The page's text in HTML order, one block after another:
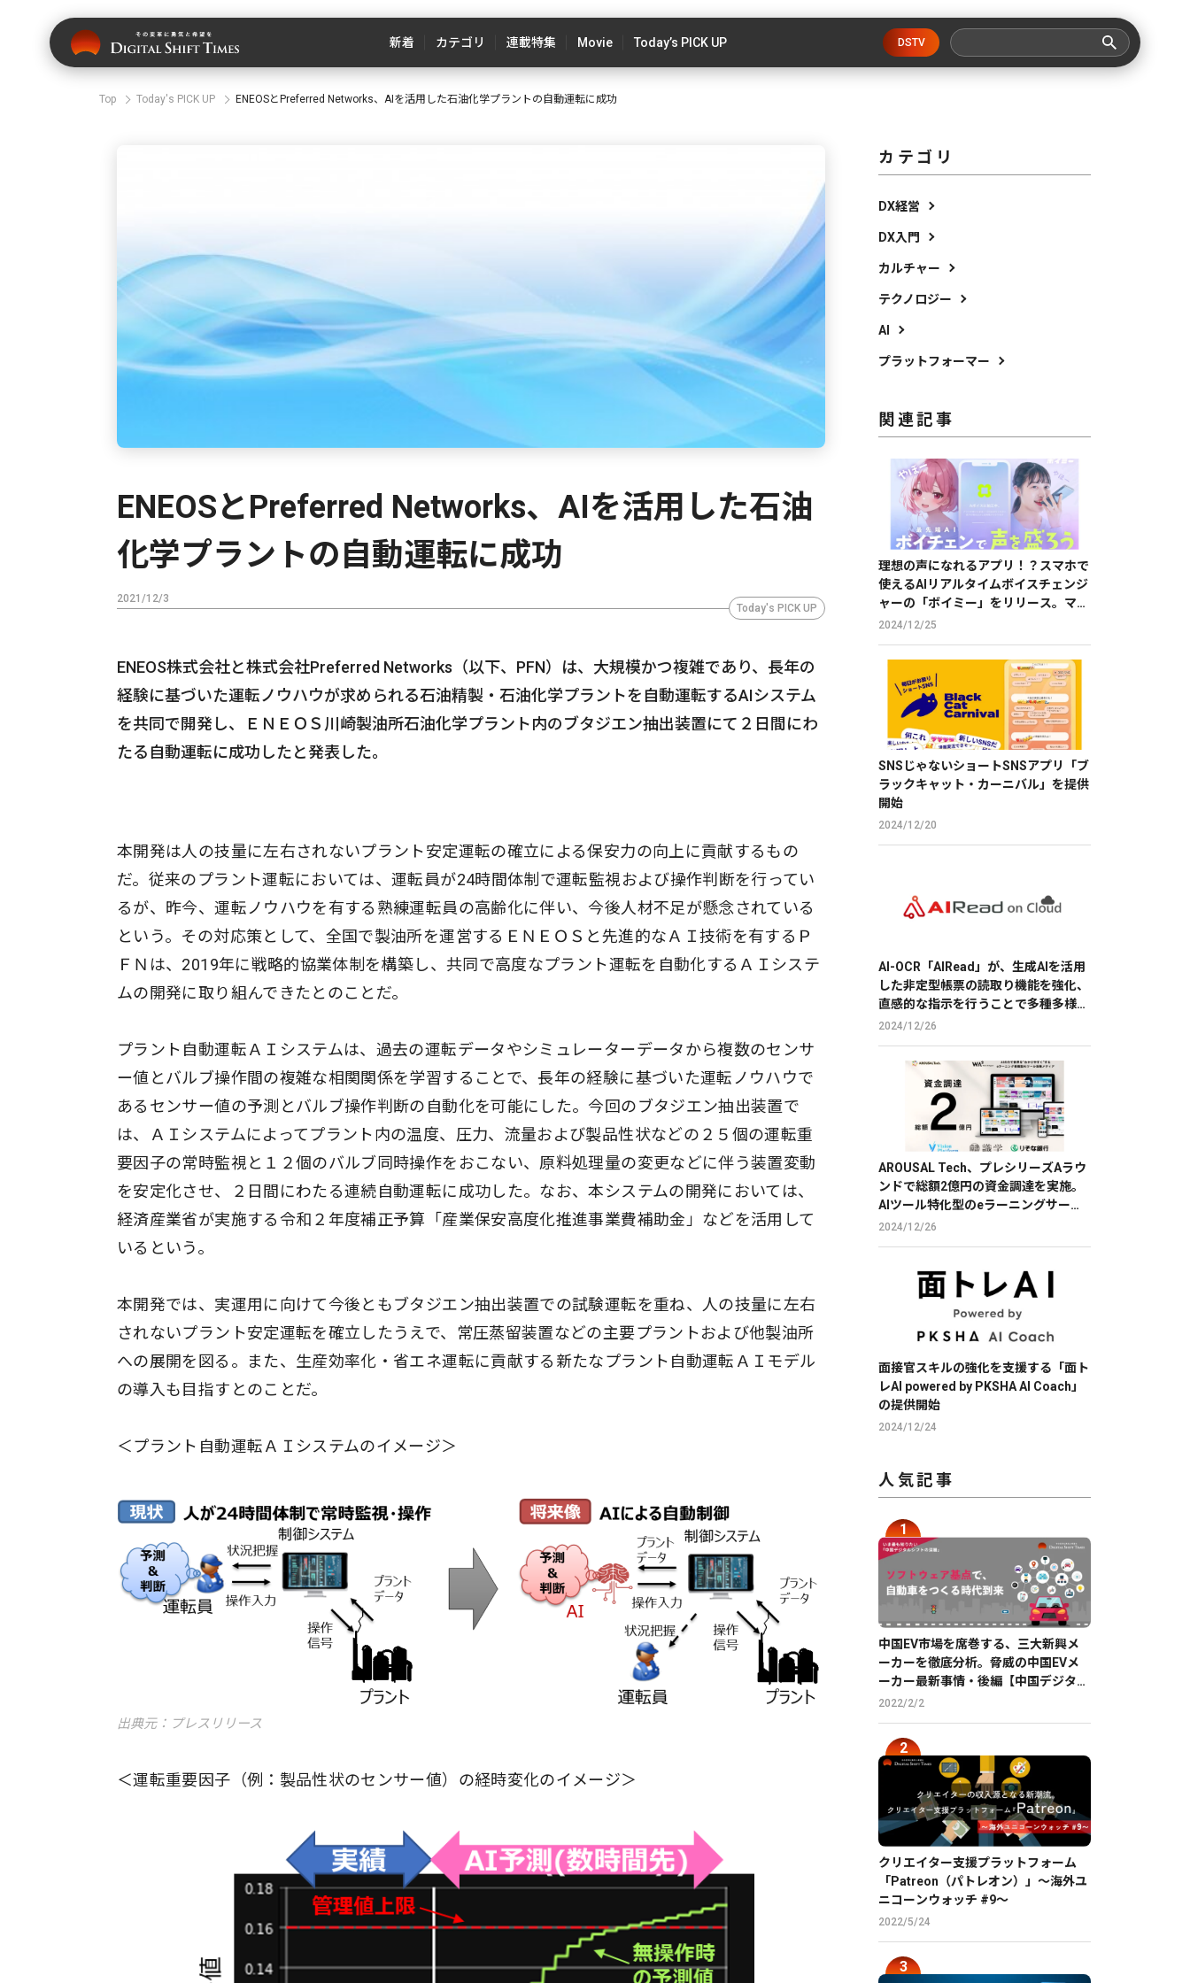
新着 カテゴリ 連載特集 Movie Today’s PICK UP DSTV
Top Today's PICK UP ENEOSとPreferred Networks、AIを活用した石油化学プラントの自動運転に成功
ENEOSとPreferred Networks、AIを活用した石油
化学プラントの自動運転に成功
2021/12/3
Today's PICK UP
ENEOS株式会社と株式会社Preferred Networks（以下、PFN）は、大規模かつ複雑であり、長年の
経験に基づいた運転ノウハウが求められる石油精製・石油化学プラントを自動運転するAIシステム
を共同で開発し、ＥＮＥＯＳ川崎製油所石油化学プラント内のブタジエン抽出装置にて２日間にわ
たる自動運転に成功したと発表した。
本開発は人の技量に左右されないプラント安定運転の確立による保安力の向上に貢献するもの
だ。従来のプラント運転においては、運転員が24時間体制で運転監視および操作判断を行ってい
るが、昨今、運転ノウハウを有する熟練運転員の高齢化に伴い、今後人材不足が懸念されている
という。その対応策として、全国で製油所を運営するＥＮＥＯＳと先進的なＡＩ技術を有するＰ
ＦＮは、2019年に戦略的協業体制を構築し、共同で高度なプラント運転を自動化するＡＩシステ
ムの開発に取り組んできたとのことだ。
プラント自動運転ＡＩシステムは、過去の運転データやシミュレーターデータから複数のセンサ
ー値とバルブ操作間の複雑な相関関係を学習することで、長年の経験に基づいた運転ノウハウで
あるセンサー値の予測とバルブ操作判断の自動化を可能にした。今回のブタジエン抽出装置で
は、ＡＩシステムによってプラント内の温度、圧力、流量および製品性状などの２５個の運転重
要因子の常時監視と１２個のバルブ同時操作をおこない、原料処理量の変更などに伴う装置変動
を安定化させ、２日間にわたる連続自動運転に成功した。なお、本システムの開発においては、
経済産業省が実施する令和２年度補正予算「産業保安高度化推進事業費補助金」などを活用して
いるという。
本開発では、実運用に向けて今後ともブタジエン抽出装置での試験運転を重ね、人の技量に左右
されないプラント安定運転を確立したうえで、常圧蒸留装置などの主要プラントおよび他製油所
への展開を図る。また、生産効率化・省エネ運転に貢献する新たなプラント自動運転ＡＩモデル
の導入も目指すとのことだ。
＜プラント自動運転ＡＩシステムのイメージ＞
出典元：プレスリリース
＜運転重要因子（例：製品性状のセンサー値）の経時変化のイメージ＞
カテゴリ
DX経営
DX入門
カルチャー
テクノロジー
AI
プラットフォーマー
関連記事
理想の声になれるアプリ！？スマホで
使えるAIリアルタイムボイスチェンジ
ャーの「ボイミー」をリリース。マイ
クに向かって喋るだけで、誰でも萌え
2024/12/25
SNSじゃないショートSNSアプリ「ブ
ラックキャット・カーニバル」を提供
開始
2024/12/20
AI-OCR「AIRead」が、生成AIを活用
した非定型帳票の読取り機能を強化、
直感的な指示を行うことで多種多様な
帳票の読取りを実現
2024/12/26
AROUSAL Tech、プレシリーズAラウ
ンドで総額2億円の資金調達を実施。
AIツール特化型のeラーニングサービ
スで、DXを推進。
2024/12/26
面接官スキルの強化を支援する「面ト
レAI powered by PKSHA AI Coach」
の提供開始
2024/12/24
人気記事
中国EV市場を席巻する、三大新興メ
ーカーを徹底分析。脅威の中国EVメ
ーカー最新事情・後編【中国デジタル
企業最前線】
2022/2/2
クリエイター支援プラットフォーム
「Patreon（パトレオン）」〜海外ユ
ニコーンウォッチ #9〜
2022/5/24